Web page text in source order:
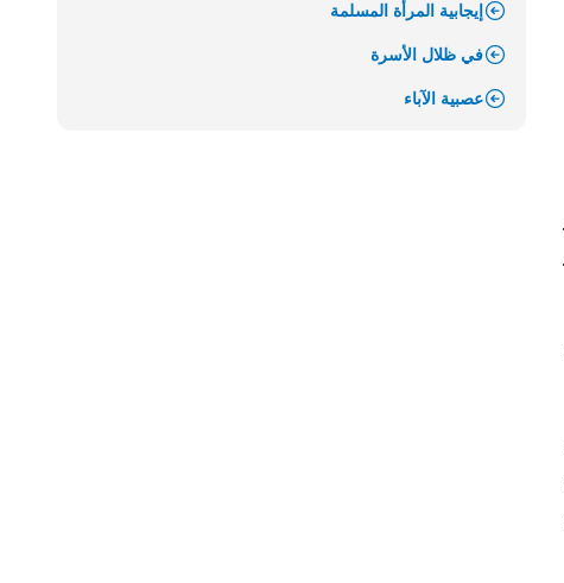
إيجابية المرأة المسلمة
في ظلال الأسرة
عصبية الآباء